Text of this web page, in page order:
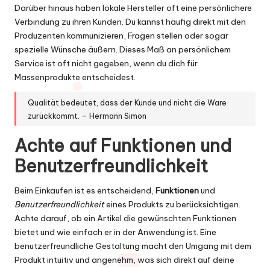
Darüber hinaus haben lokale Hersteller oft eine persönlichere
Verbindung zu ihren Kunden. Du kannst häufig direkt mit den
Produzenten kommunizieren, Fragen stellen oder sogar
spezielle Wünsche äußern. Dieses Maß an persönlichem
Service ist oft nicht gegeben, wenn du dich für
Massenprodukte entscheidest.
Qualität bedeutet, dass der Kunde und nicht die Ware
zurückkommt. – Hermann Simon
Achte auf Funktionen und
Benutzerfreundlichkeit
Beim Einkaufen ist es entscheidend, Funktionenund
Benutzerfreundlichkeiteines Produkts zu berücksichtigen.
Achte darauf, ob ein Artikel die gewünschten Funktionen
bietet und wie einfach er in der Anwendung ist. Eine
benutzerfreundliche Gestaltung macht den Umgang mit dem
Produkt intuitiv und angenehm, was sich direkt auf deine